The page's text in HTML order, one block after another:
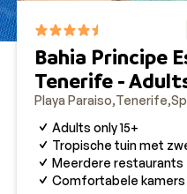
Bahia Principe
Tenerife -
Playa Paraiso Tenerife
Adults only 15+
Tropische tuin met
Meerdere restaurants
Comfortabele